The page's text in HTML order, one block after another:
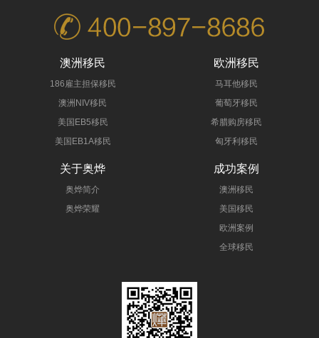
澳洲移民
186雇主担保移民
澳洲NIV移民
美国EB5移民
美国EB1A移民
欧洲移民
马耳他移民
葡萄牙移民
希腊购房移民
匈牙利移民
关于奥烨
奥烨简介
奥烨荣耀
成功案例
澳洲移民
美国移民
欧洲案例
全球移民